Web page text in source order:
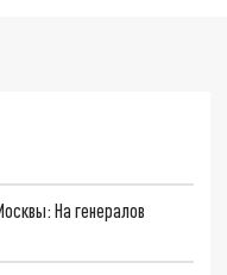
На генералов